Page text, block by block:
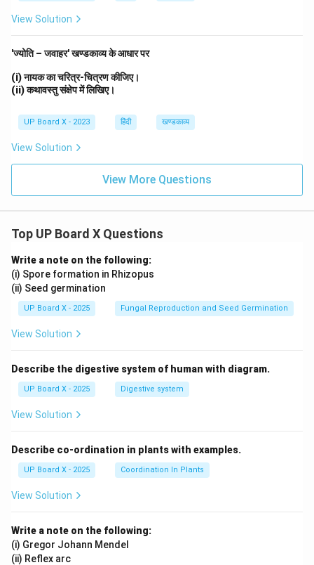
View Solution
'ज्योति – जवाहर' खण्डकाव्य के आधार पर
(i) नायक का चरित्र-चित्रण कीजिए।
(ii) कथावस्तु संक्षेप में लिखिए।
UP Board X - 2023 हिंदी खण्डकाव्य
View Solution
View More Questions
Top UP Board X Questions
Write a note on the following:
(i) Spore formation in Rhizopus
(ii) Seed germination
UP Board X - 2025 Fungal Reproduction and Seed Germination
View Solution
Describe the digestive system of human with diagram.
UP Board X - 2025 Digestive system
View Solution
Describe co-ordination in plants with examples.
UP Board X - 2025 Coordination In Plants
View Solution
Write a note on the following:
(i) Gregor Johann Mendel
(ii) Reflex arc